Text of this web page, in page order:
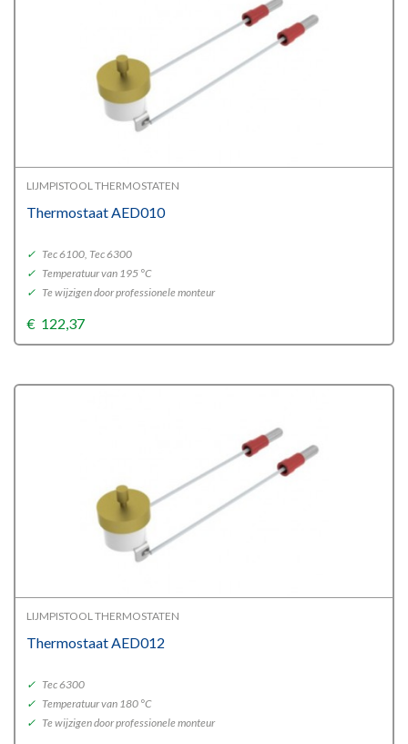
LIJMPISTOOL THERMOSTATEN
Thermostaat AED010
✓ Tec 6100, Tec 6300
✓ Temperatuur van 195 °C
✓ Te wijzigen door professionele monteur
€ 122,37
LIJMPISTOOL THERMOSTATEN
Thermostaat AED012
✓ Tec 6300
✓ Temperatuur van 180 °C
✓ Te wijzigen door professionele monteur